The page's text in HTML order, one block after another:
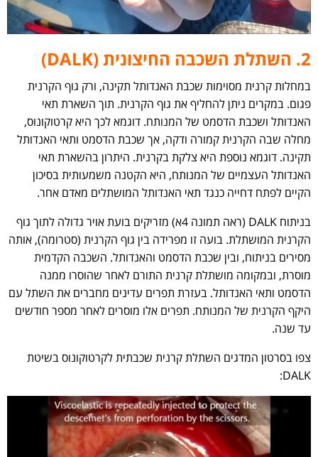
2. השתלת השכבה החיצונית (DALK)
במחלות קרנית מסוימות שכבת האנדותל תקינה, ורק גוף הקרנית
פגום. במקרים ניתן להחליף את גוף הקרנית. תוך השארת תאי
האנדותל ושכבת הדסמט של המנותח. דוגמא לכך היא קרטוקונוס,
מחלה שבה הקרנית קמורה ודקה, אך שכבת הדסמט ותאי האנדותל
תקינה. דוגמא נוספת היא צלקת בקרנית. היתרון בהשארת תאי
האנדותל העצמיים של המנותח, היא הקטנה משמעותית בסיכון
הקיים לפתח דחייה כנגד תאי האנדותל המושתלים מאדם אחר.
בניתוח DALK (ראה תמונה 4א) מזריקים בועת אויר גדולה לתוך גוף
הקרנית המושתלת. בועה זו מפרידה בין גוף הקרנית (סטרומה), אותה
מסירים בניתוח, ובין שכבת הדסמט והאנדותל. השכבה הקדמית
מוסרת, ובמקומה מושתלת קרנית התורם לאחר שהוסרו ממנה
הדסמט ותאי האנדותל. בעזרת תפרים עדינים מחברים את השתל עם
היקף הקרנית של המנותח. תפרים אלו מוסרים לאחר מספר חודשים
עד שנה.
צפו בסרטון המדגים השתלת קרנית שכבתית לקרטוקונוס בשיטת
DALK: